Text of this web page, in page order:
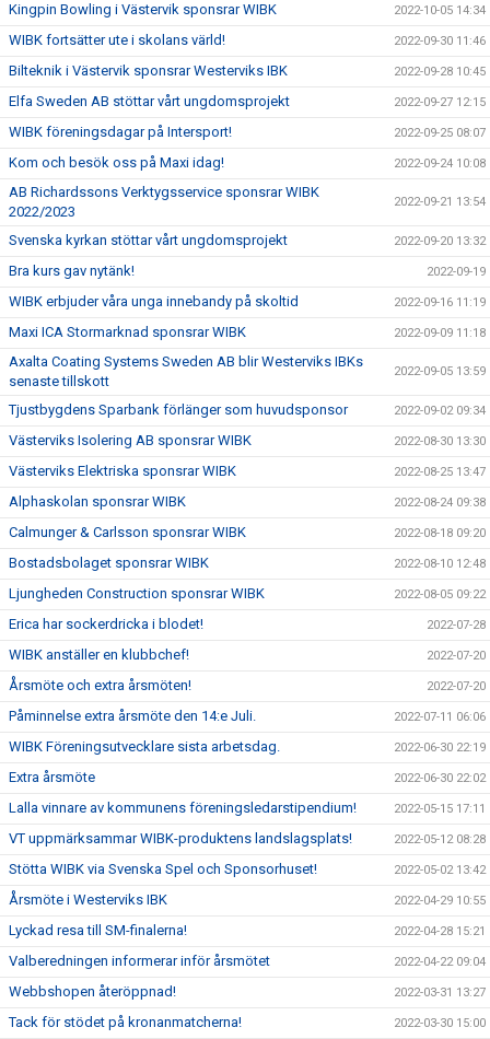
Kingpin Bowling i Västervik sponsrar WIBK 2022-10-05 14:34
WIBK fortsätter ute i skolans värld! 2022-09-30 11:46
Bilteknik i Västervik sponsrar Westerviks IBK 2022-09-28 10:45
Elfa Sweden AB stöttar vårt ungdomsprojekt 2022-09-27 12:15
WIBK föreningsdagar på Intersport! 2022-09-25 08:07
Kom och besök oss på Maxi idag! 2022-09-24 10:08
AB Richardssons Verktygsservice sponsrar WIBK
2022/2023
2022-09-21 13:54
Svenska kyrkan stöttar vårt ungdomsprojekt 2022-09-20 13:32
Bra kurs gav nytänk! 2022-09-19
WIBK erbjuder våra unga innebandy på skoltid 2022-09-16 11:19
Maxi ICA Stormarknad sponsrar WIBK 2022-09-09 11:18
Axalta Coating Systems Sweden AB blir Westerviks IBKs
senaste tillskott
2022-09-05 13:59
Tjustbygdens Sparbank förlänger som huvudsponsor 2022-09-02 09:34
Västerviks Isolering AB sponsrar WIBK 2022-08-30 13:30
Västerviks Elektriska sponsrar WIBK 2022-08-25 13:47
Alphaskolan sponsrar WIBK 2022-08-24 09:38
Calmunger & Carlsson sponsrar WIBK 2022-08-18 09:20
Bostadsbolaget sponsrar WIBK 2022-08-10 12:48
Ljungheden Construction sponsrar WIBK 2022-08-05 09:22
Erica har sockerdricka i blodet! 2022-07-28
WIBK anställer en klubbchef! 2022-07-20
Årsmöte och extra årsmöten! 2022-07-20
Påminnelse extra årsmöte den 14:e Juli. 2022-07-11 06:06
WIBK Föreningsutvecklare sista arbetsdag. 2022-06-30 22:19
Extra årsmöte 2022-06-30 22:02
Lalla vinnare av kommunens föreningsledarstipendium! 2022-05-15 17:11
VT uppmärksammar WIBK-produktens landslagsplats! 2022-05-12 08:28
Stötta WIBK via Svenska Spel och Sponsorhuset! 2022-05-02 13:42
Årsmöte i Westerviks IBK 2022-04-29 10:55
Lyckad resa till SM-finalerna! 2022-04-28 15:21
Valberedningen informerar inför årsmötet 2022-04-22 09:04
Webbshopen återöppnad! 2022-03-31 13:27
Tack för stödet på kronanmatcherna! 2022-03-30 15:00